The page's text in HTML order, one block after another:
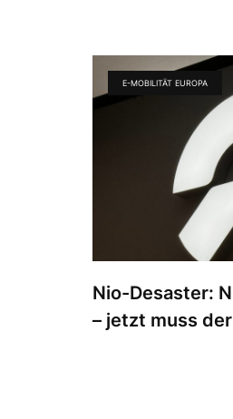
Nio-Desaster:
– jetzt muss
E-MOBILITÄT EUROPA